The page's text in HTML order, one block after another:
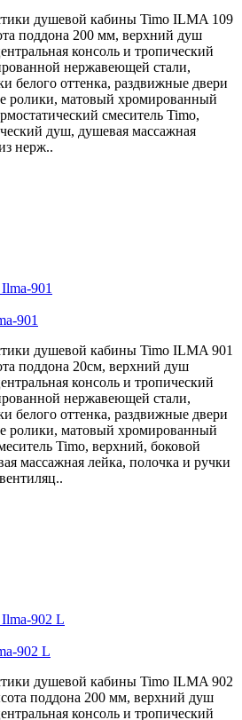
душевой кабины Timo ILMA 109
поддона 200 мм, верхний душ
консоль и тропический
нержавеющей стали,
белого оттенка, раздвижные двери
ролики, матовый хромированный
смеситель Timo,
душ, душевая массажная
нерж..
901
душевой кабины Timo ILMA 901
поддона 20см, верхний душ
консоль и тропический
нержавеющей стали,
белого оттенка, раздвижные двери
ролики, матовый хромированный
Timo, верхний, боковой
массажная лейка, полочка и ручки
902 L
душевой кабины Timo ILMA 902
поддона 200 мм, верхний душ
консоль и тропический